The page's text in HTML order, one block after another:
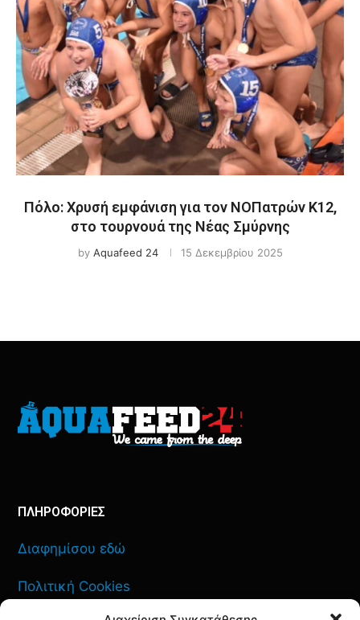
Πόλο: Χρυσή εμφάνιση για τον ΝΟΠατρών K12,
στο τουρνουά της Νέας Σμύρνης
by Aquafeed 24 15 Δεκεμβρίου 2025
ΠΛΗΡΟΦΟΡΙΕΣ
Διαφημίσου εδώ
Πολιτική Cookies